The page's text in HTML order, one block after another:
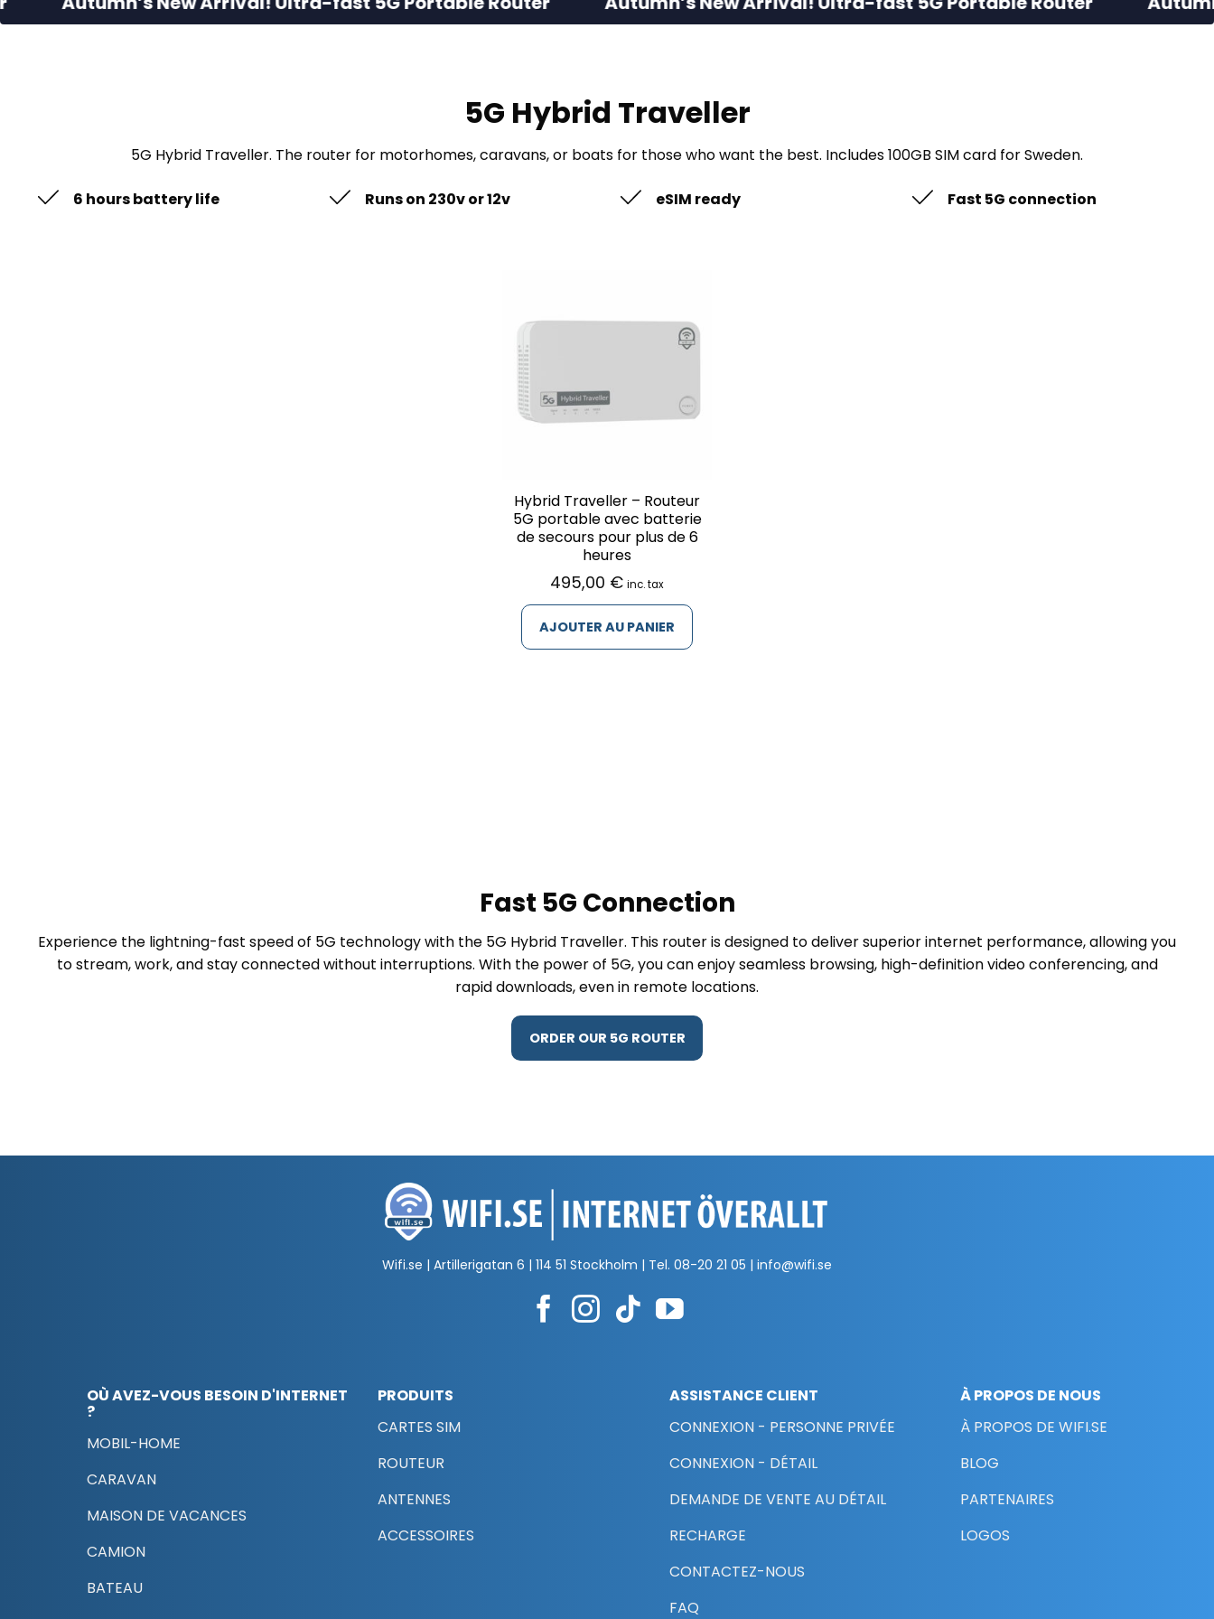
5G Hybrid Traveller
5G Hybrid Traveller. The router for motorhomes, caravans, or boats for those who want the best. Includes 100GB SIM card for Sweden.
6 hours battery life Runs on 230v or 12v eSIM ready Fast 5G connection
Hybrid Traveller – Routeur
5G portable avec batterie
de secours pour plus de 6
heures
495,00 € inc. tax
AJOUTER AU PANIER
Fast 5G Connection
Experience the lightning-fast speed of 5G technology with the 5G Hybrid Traveller. This router is designed to deliver superior internet performance, allowing you
to stream, work, and stay connected without interruptions. With the power of 5G, you can enjoy seamless browsing, high-definition video conferencing, and
rapid downloads, even in remote locations.
ORDER OUR 5G ROUTER
Wifi.se | Artillerigatan 6 | 114 51 Stockholm | Tel. 08-20 21 05 | info@wifi.se
OÙ AVEZ-VOUS BESOIN D'INTERNET
?
MOBIL-HOME
CARAVAN
MAISON DE VACANCES
CAMION
BATEAU
PRODUITS
CARTES SIM
ROUTEUR
ANTENNES
ACCESSOIRES
ASSISTANCE CLIENT
CONNEXION - PERSONNE PRIVÉE
CONNEXION - DÉTAIL
DEMANDE DE VENTE AU DÉTAIL
RECHARGE
CONTACTEZ-NOUS
FAQ
À PROPOS DE NOUS
À PROPOS DE WIFI.SE
BLOG
PARTENAIRES
LOGOS